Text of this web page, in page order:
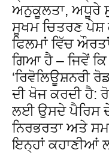
ਅਨੁਕੂਲਤਾ, ਅਧੂਰੇ
ਸੂਖਮ ਚਿਤਰਣ ਪੇਸ਼
ਫਿਲਮਾਂ ਵਿੱਚ
ਗਿਆ ਹੈ – ਜਿਵੇਂ ਕਿ
‘ਰਿਵੋਲਿਊਸ਼ਨਰੀ
ਦੀ ਖੋਜ ਕਰਦੀ ਹੈ:
ਲਈ ਉਸਦੇ ਪੈਰਿਸ
ਨਿਰਭਰਤਾ ਅਤੇ
ਇਨ੍ਹਾਂ ਕਹਾਣੀਆਂ